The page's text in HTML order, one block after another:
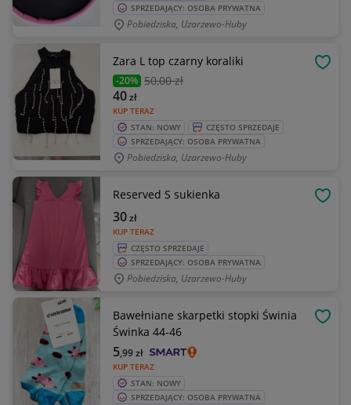
SPRZEDAJĄCY: OSOBA PRYWATNA
Pobiedziska, Uzarzewo-Huby
Zara L top czarny koraliki
-20% 50,00 zł
KUP TERAZ
40zł
STAN: NOWY
CZĘSTO SPRZEDAJE
SPRZEDAJĄCY: OSOBA PRYWATNA
Pobiedziska, Uzarzewo-Huby
Reserved S sukienka
KUP TERAZ
30zł
CZĘSTO SPRZEDAJE
SPRZEDAJĄCY: OSOBA PRYWATNA
Pobiedziska, Uzarzewo-Huby
Bawełniane skarpetki stopki Świnia
Świnka 44-46
KUP TERAZ
5,99zł
STAN: NOWY
SPRZEDAJĄCY: OSOBA PRYWATNA